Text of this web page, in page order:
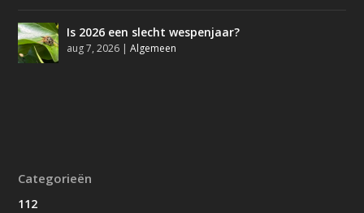
Is 2026 een slecht wespenjaar?
aug 7, 2026 |Algemeen
Categorieën
112